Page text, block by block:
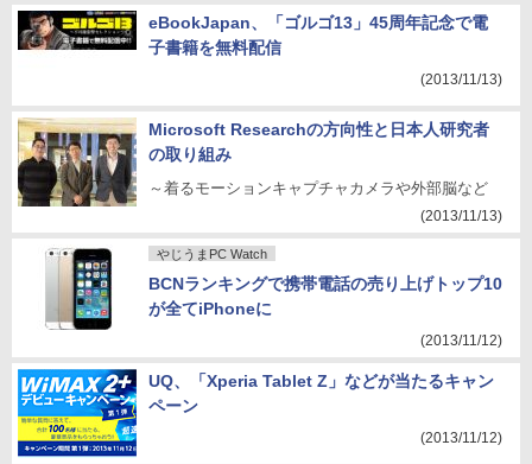
eBookJapan、「ゴルゴ13」45周年記念で電
子書籍を無料配信
(2013/11/13)
Microsoft Researchの方向性と日本人研究者
の取り組み
～着るモーションキャプチャカメラや外部脳など
(2013/11/13)
やじうまPC Watch
BCNランキングで携帯電話の売り上げトップ10
が全てiPhoneに
(2013/11/12)
UQ、「Xperia Tablet Z」などが当たるキャン
ペーン
(2013/11/12)